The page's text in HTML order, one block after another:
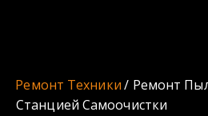
Ремонт Техники / Ремонт
Станцией Самоочистки